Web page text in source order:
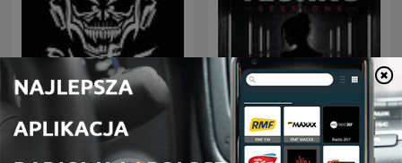
Hardcore Mixtapes
Afterwork Techno
Sessions – Techno
Podcast, Raw & Hypnotic
Techno Mixes